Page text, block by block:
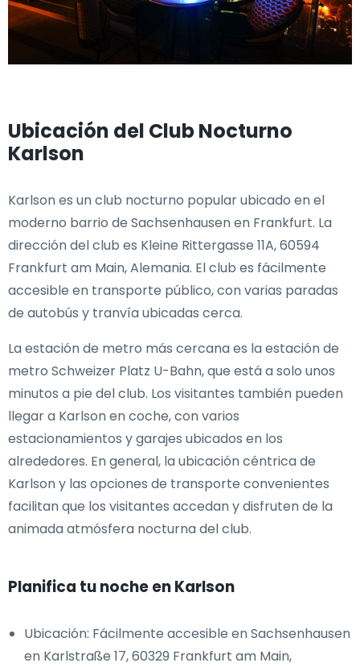
Ubicación del Club Nocturno
Karlson
Karlson es un club nocturno popular ubicado en el
moderno barrio de Sachsenhausen en Frankfurt. La
dirección del club es Kleine Rittergasse 11A, 60594
Frankfurt am Main, Alemania. El club es fácilmente
accesible en transporte público, con varias paradas
de autobús y tranvía ubicadas cerca.
La estación de metro más cercana es la estación de
metro Schweizer Platz U-Bahn, que está a solo unos
minutos a pie del club. Los visitantes también pueden
llegar a Karlson en coche, con varios
estacionamientos y garajes ubicados en los
alrededores. En general, la ubicación céntrica de
Karlson y las opciones de transporte convenientes
facilitan que los visitantes accedan y disfruten de la
animada atmósfera nocturna del club.
Planifica tu noche en Karlson
Ubicación: Fácilmente accesible en Sachsenhausen
en Karlstraße 17, 60329 Frankfurt am Main,